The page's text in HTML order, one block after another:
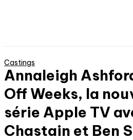
Castings
Annaleigh
Off Weeks, la
série Apple TV
Chastain et Ben